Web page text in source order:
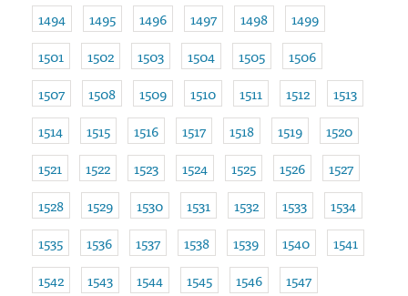
1494
1495 1496 1497 1498
1499
1501
1502 1503 1504 1505
1506
1507
1508 1509 1510 1511 1512
1513
1514
1515 1516 1517 1518 1519
1520
1521
1522 1523 1524 1525 1526
1527
1528
1529 1530 1531 1532 1533
1534
1535
1536 1537 1538 1539 1540
1541
1542
1543 1544 1545 1546
1547